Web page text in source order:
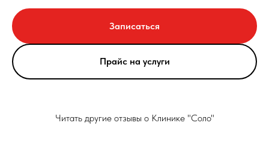
Записаться
Прайс на услуги
Читать другие отзывы о Клинике "Соло"